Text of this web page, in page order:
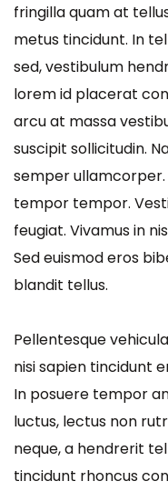
fringilla quam at
metus tincidunt. In
sed, vestibulum
lorem id placerat
arcu at massa
suscipit sollicitudin.
semper ullamcorper.
tempor tempor.
feugiat. Vivamus in
Sed euismod eros
blandit tellus.
Pellentesque
nisi sapien tincidunt
In posuere tempor
luctus, lectus non
neque, a hendrerit
tincidunt rhoncus